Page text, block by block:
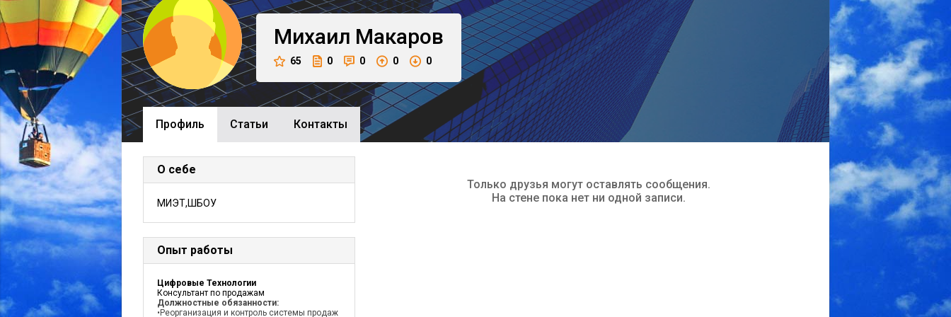
Михаил Макаров
65 0 0 0 0
Профиль Cтатьи Контакты
О себе
МИЭТ,ШБОУ
Опыт работы
Цифровые Технологии
Консультант по продажам
Должностные обязанности:
•Реорганизация и контроль системы продаж
Только друзья могут оставлять сообщения.
На стене пока нет ни одной записи.